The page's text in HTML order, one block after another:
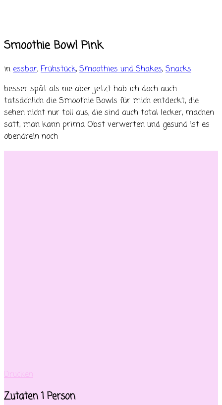
Smoothie Bowl Pink
in essbar, Frühstück, Smoothies und Shakes, Snacks
besser spät als nie aber jetzt hab ich doch auch
tatsächlich die Smoothie Bowls für mich entdeckt, die
sehen nicht nur toll aus, die sind auch total lecker, machen
satt, man kann prima Obst verwerten und gesund ist es
obendrein noch
Drucken
Zutaten 1 Person